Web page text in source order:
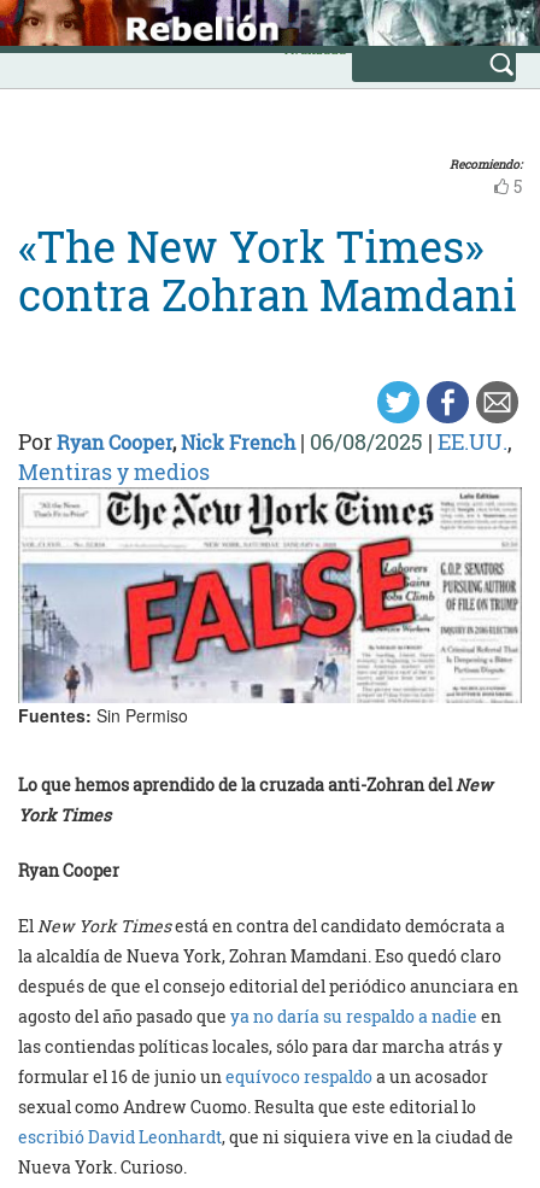
Skip
to
content
INICIO
Avanzada
Recomiendo:
5
«The New York Times»
contra Zohran Mamdani
PorRyan Cooper,Nick French| 06/08/2025 | EE.UU.,
Mentiras y medios
Fuentes: Sin Permiso
Lo que hemos aprendido de la cruzada anti-Zohran delNew
York Times
Ryan Cooper
ElNew York Timesestá en contra del candidato demócrata a
la alcaldía de Nueva York, Zohran Mamdani. Eso quedó claro
después de que el consejo editorial del periódico anunciara en
agosto del año pasado que ya no daría su respaldo a nadie en
las contiendas políticas locales, sólo para dar marcha atrás y
formular el 16 de junio unequívoco respaldoa un acosador
sexual como Andrew Cuomo. Resulta que este editorial lo
escribió David Leonhardt, que ni siquiera vive en la ciudad de
Nueva York. Curioso.